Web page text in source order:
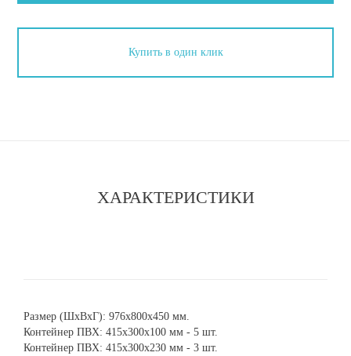
Купить в один клик
ХАРАКТЕРИСТИКИ
Размер (ШхВхГ): 976х800х450 мм.
Контейнер ПВХ: 415х300х100 мм - 5 шт.
Контейнер ПВХ: 415х300х230 мм - 3 шт.